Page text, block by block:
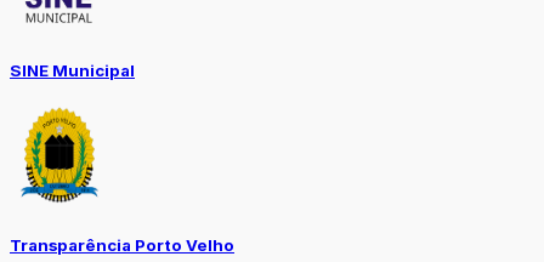
SINE Municipal
Transparência Porto Velho